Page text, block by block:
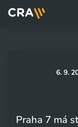
6. 9.
Praha 7 má